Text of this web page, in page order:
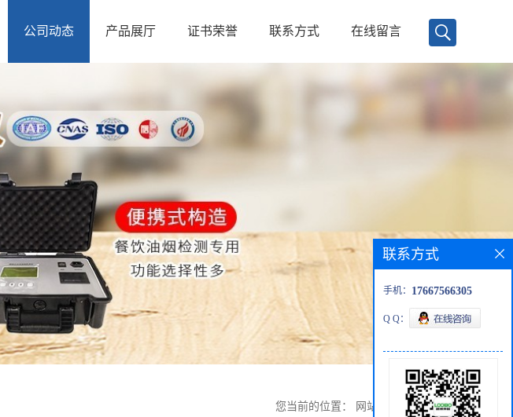
公司动态 产品展厅 证书荣誉 联系方式 在线留言
您当前的位置： 网站首页 >公司动态
联系方式
手机： 17667566305
Q Q：